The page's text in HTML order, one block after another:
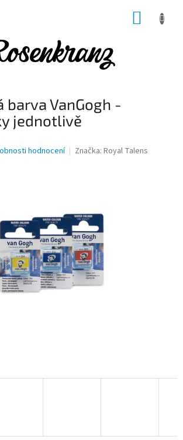
barva VanGogh -
jednotlivě
hodnocení Značka: Royal Talens